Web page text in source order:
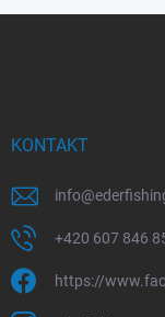
KONTAKT
info@
+420 607 846
https://